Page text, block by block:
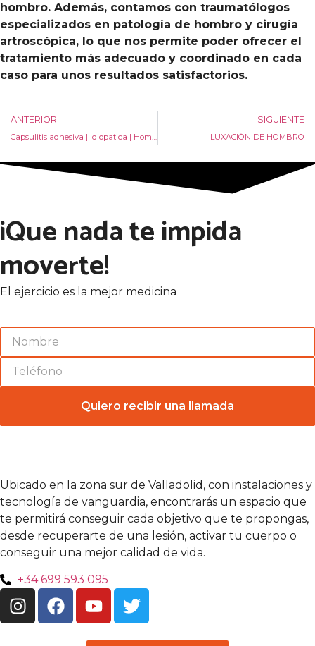
hombro. Además, contamos con traumatólogos
especializados en patología de hombro y cirugía
artroscópica, lo que nos permite poder ofrecer el
tratamiento más adecuado y coordinado en cada
caso para unos resultados satisfactorios.
ANTERIOR SIGUIENTE
LUXACIÓN DE HOMBRO
¡Que nada te impida
moverte!
El ejercicio es la mejor medicina
Quiero recibir una llamada
Ubicado en la zona sur de Valladolid, con instalaciones y
tecnología de vanguardia, encontrarás un espacio que
te permitirá conseguir cada objetivo que te propongas,
desde recuperarte de una lesión, activar tu cuerpo o
conseguir una mejor calidad de vida.
+34 699 593 095